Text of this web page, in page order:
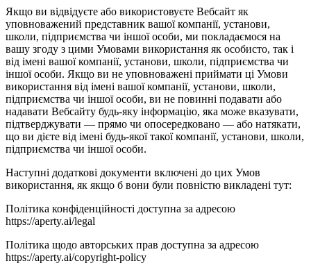
Якщо ви відвідуєте або використовуєте Вебсайт як
уповноважений представник вашої компанії, установи,
школи, підприємства чи іншої особи, ми покладаємося на
вашу згоду з цими Умовами використання як особисто, так і
від імені вашої компанії, установи, школи, підприємства чи
іншої особи. Якщо ви не уповноважені приймати ці Умови
використання від імені вашої компанії, установи, школи,
підприємства чи іншої особи, ви не повинні подавати або
надавати Вебсайту будь-яку інформацію, яка може вказувати,
підтверджувати — прямо чи опосередковано — або натякати,
що ви дієте від імені будь-якої такої компанії, установи, школи,
підприємства чи іншої особи.
Наступні додаткові документи включені до цих Умов
використання, як якщо б вони були повністю викладені тут:
Політика конфіденційності доступна за адресою
https://aperty.ai/legal
Політика щодо авторських прав доступна за адресою
https://aperty.ai/copyright-policy